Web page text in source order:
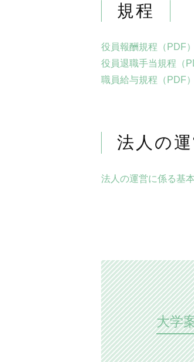
規程
役員報酬規程（PDF）
役員退職手当規程（
職員給与規程（PDF）
法人の
法人の運営に係る基
大学